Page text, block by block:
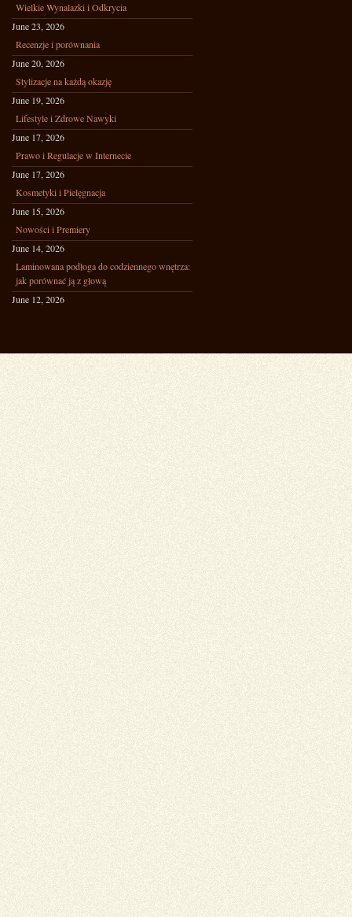
Wielkie Wynalazki i Odkrycia
June 23, 2026
Recenzje i porównania
June 20, 2026
Stylizacje na każdą okazję
June 19, 2026
Lifestyle i Zdrowe Nawyki
June 17, 2026
Prawo i Regulacje w Internecie
June 17, 2026
Kosmetyki i Pielęgnacja
June 15, 2026
Nowości i Premiery
June 14, 2026
Laminowana podłoga do codziennego wnętrza:
jak porównać ją z głową
June 12, 2026